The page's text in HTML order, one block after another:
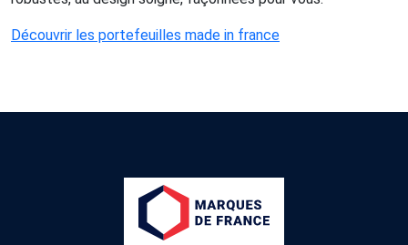
Découvrir les portefeuilles made in france